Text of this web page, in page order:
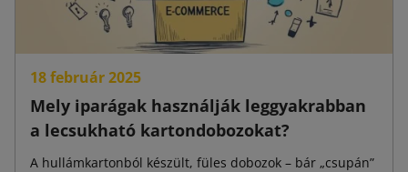
18 február 2025
Mely iparágak használják leggyakrabban
a lecsukható kartondobozokat?
A hullámkartonból készült, füles dobozok – bár „csupán”